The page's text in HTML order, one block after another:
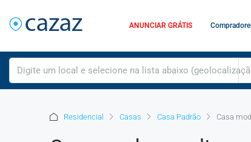
ANUNCIAR GRÁTIS
Residencial Casas Casa Padrão Casa